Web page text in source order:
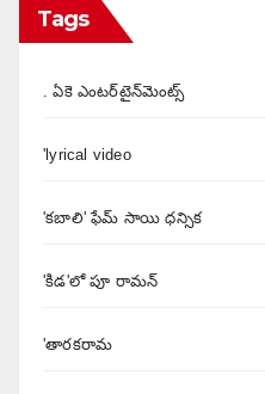
Tags
. ఏకె ఎంటర్‌టైన్‌మెంట్స్
'lyrical video
'కబాలి' ఫేమ్ సాయి ధన్సిక
'కిడ'లో పూ రామన్
'తారకరామ